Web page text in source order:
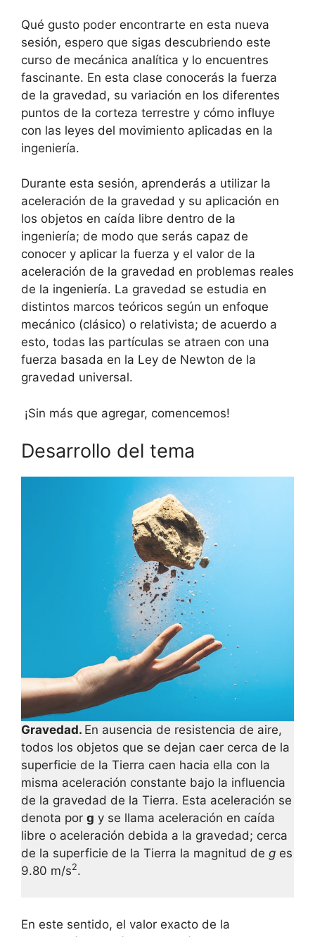
Qué gusto poder encontrarte en esta nueva
sesión, espero que sigas descubriendo este
curso de mecánica analítica y lo encuentres
fascinante. En esta clase conocerás la fuerza
de la gravedad, su variación en los diferentes
puntos de la corteza terrestre y cómo influye
con las leyes del movimiento aplicadas en la
ingeniería.
Durante esta sesión, aprenderás a utilizar la
aceleración de la gravedad y su aplicación en
los objetos en caída libre dentro de la
ingeniería; de modo que serás capaz de
conocer y aplicar la fuerza y el valor de la
aceleración de la gravedad en problemas reales
de la ingeniería. La gravedad se estudia en
distintos marcos teóricos según un enfoque
mecánico (clásico) o relativista; de acuerdo a
esto, todas las partículas se atraen con una
fuerza basada en la Ley de Newton de la
gravedad universal.
¡Sin más que agregar, comencemos!
Desarrollo del tema
Gravedad. En ausencia de resistencia de aire,
todos los objetos que se dejan caer cerca de la
superficie de la Tierra caen hacia ella con la
misma aceleración constante bajo la influencia
de la gravedad de la Tierra. Esta aceleración se
denota por g y se llama aceleración en caída
libre o aceleración debida a la gravedad; cerca
de la superficie de la Tierra la magnitud de g es
9.80 m/s2.
En este sentido, el valor exacto de la